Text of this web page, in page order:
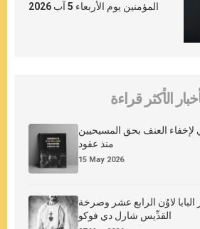
المؤمنين يوم الأربعاء 5 آب 2026
الأكثر قراءة
لإخفاء العنف بحق المسيحيين
منذ عقود
15 May 2026
البابا لاوُن الرابع عشر وصرخة
القدِّيس شارل دي فوكو